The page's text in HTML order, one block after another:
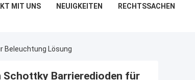
MIT UNS NEUIGKEITEN RECHTSSACHEN
Beleuchtung Lösung
Schottky Barrieredioden für